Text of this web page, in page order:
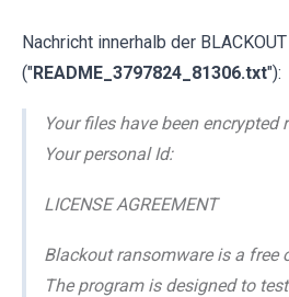
Nachricht innerhalb der
("README_3797824_81306.txt"):
Your files have been encrypted
Your personal Id:
LICENSE AGREEMENT
Blackout ransomware is a free
The program is designed to